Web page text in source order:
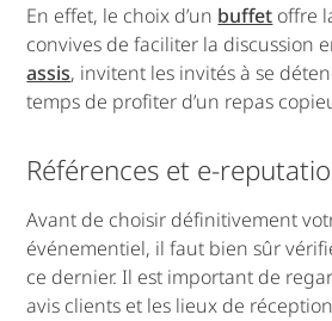
En effet, le choix d’un buffet offre
convives de faciliter la discussion
assis, invitent les invités à se
temps de profiter d’un repas
Références et e-
Avant de choisir définitivement
événementiel, il faut bien sûr
ce dernier. Il est important de
avis clients et les lieux de